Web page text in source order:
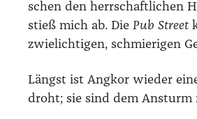
schen den herr­schaft­li­chen
stieß mich ab. Die Pub Street
zwie­lich­ti­gen, schmie­ri­gen
Längst ist Ang­kor wie­der
droht; sie sind dem Ansturm